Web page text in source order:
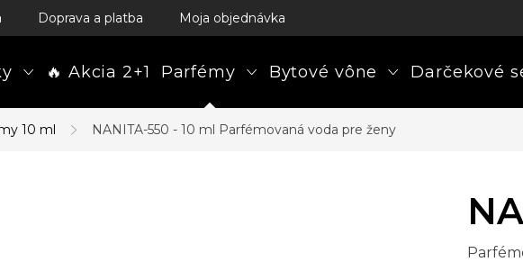
Doprava a platba Moja objednávka
🔥 Akcia 2+1 Parfémy Bytové vône Darčekové
10 ml NANITA-550 - 10 ml Parfémovaná voda pre ženy